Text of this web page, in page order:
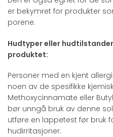
er bekymret for produkter
porene.
Hudtyper eller
produktet:
Personer med en kjent
noen av de spesifikke
Methoxycinnamate eller
bør unngå bruk av denne
utføre en lappetest før bruk
hudirritasjoner.